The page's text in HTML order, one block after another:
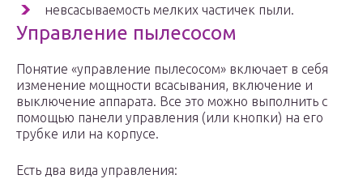
невсасываемость мелких частичек пыли.
Управление пылесосом
Понятие «управление пылесосом» включает в себя
изменение мощности всасывания, включение и
выключение аппарата. Все это можно выполнить с
помощью панели управления (или кнопки) на его
трубке или на корпусе.
Есть два вида управления: